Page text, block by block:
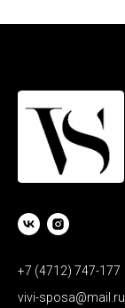
+7 (4712) 747-177
vivi-sposa@mail.ru